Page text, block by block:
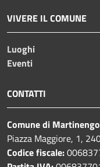
VIVERE IL COMUNE
Luoghi
Eventi
CONTATTI
Comune di Martinengo
Piazza Maggiore, 1,
Codice fiscale: